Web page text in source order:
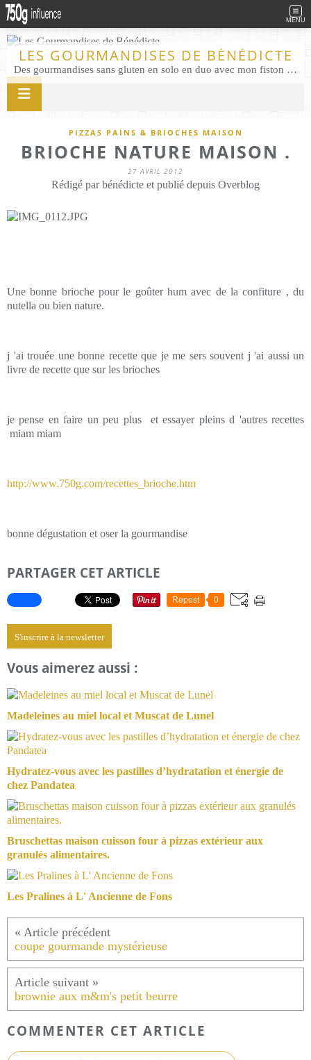
MENU
LES GOURMANDISES DE BÉNÉDICTE
Des gourmandises sans gluten en solo en duo avec mon fiston . Salé comme Sucré sans gluten éco responsable Les Gourmandises de Bénédicte gâteau produits locaux
PIZZAS PAINS & BRIOCHES MAISON
BRIOCHE NATURE MAISON .
27 AVRIL 2012
Rédigé par bénédicte et publié depuis Overblog
Une bonne brioche pour le goûter hum avec de la confiture , du
nutella ou bien nature.
j 'ai trouée une bonne recette que je me sers souvent j 'ai aussi un
livre de recette que sur les brioches
je pense en faire un peu plus et essayer pleins d 'autres recettes
miam miam
http://www.750g.com/recettes_brioche.htm
bonne dégustation et oser la gourmandise
PARTAGER CET ARTICLE
Repost 0
S'inscrire à la newsletter
Vous aimerez aussi :
Madeleines au miel local et Muscat de Lunel
Hydratez-vous avec les pastilles d’hydratation et énergie de
chez Pandatea
Bruschettas maison cuisson four à pizzas extérieur aux
granulés alimentaires.
Les Pralines à L' Ancienne de Fons
coupe gourmande mystérieuse
brownie aux m&m's petit beurre
COMMENTER CET ARTICLE